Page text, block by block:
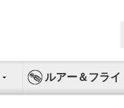
ルアー＆フライ